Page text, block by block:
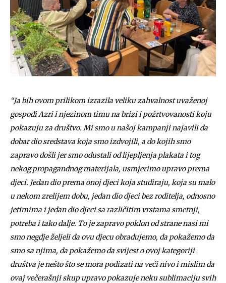
“Ja bih ovom prilikom izrazila veliku zahvalnost uvaženoj
gospođi Azri i njezinom timu na brizi i požrtvovanosti koju
pokazuju za društvo. Mi smo u našoj kampanji najavili da
dobar dio sredstava koja smo izdvojili, a do kojih smo
zapravo došli jer smo odustali od lijepljenja plakata i tog
nekog propagandnog materijala, usmjerimo upravo prema
djeci. Jedan dio prema onoj djeci koja studiraju, koja su malo
u nekom zrelijem dobu, jedan dio djeci bez roditelja, odnosno
jetimima i jedan dio djeci sa različitim vrstama smetnji,
potreba i tako dalje. To je zapravo poklon od strane nasi mi
smo negdje željeli da ovu djecu obradujemo, da pokažemo da
smo sa njima, da pokažemo da svijest o ovoj kategoriji
društva je nešto što se mora podizati na veći nivo i mislim da
ovaj večerašnji skup upravo pokazuje neku sublimaciju svih